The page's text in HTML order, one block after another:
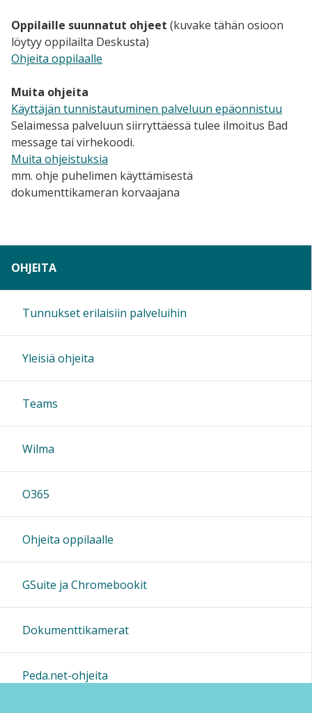
Oppilaille suunnatut ohjeet (kuvake tähän osioon
löytyy oppilailta Deskusta)
Ohjeita oppilaalle
Muita ohjeita
Käyttäjän tunnistautuminen palveluun epäonnistuu
Selaimessa palveluun siirryttäessä tulee ilmoitus Bad
message tai virhekoodi.
Muita ohjeistuksia
mm. ohje puhelimen käyttämisestä
dokumenttikameran korvaajana
OHJEITA
Tunnukset erilaisiin palveluihin
Yleisiä ohjeita
Teams
Wilma
O365
Ohjeita oppilaalle
GSuite ja Chromebookit
Dokumenttikamerat
Peda.net-ohjeita